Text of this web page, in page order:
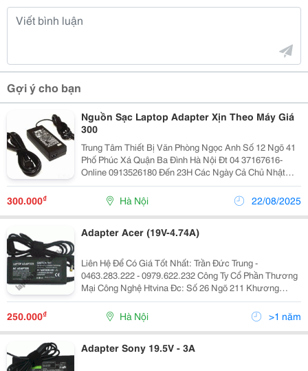
Gợi ý cho bạn
Nguồn Sạc Laptop Adapter Xịn Theo Máy Giá
300
Trung Tâm Thiết Bị Văn Phòng Ngọc Anh Số 12 Ngõ 41
Phố Phúc Xá Quận Ba Đình Hà Nội Đt 04 37167616-
Online 0913526180 Đến 23H Các Ngày Cả Chủ Nhật
Mail: Theloi526180@Gmail.com Nguồn Sạc Laptop
Adapter Xịn Theo Máy Giá 300 Nghìn Bảo Hành 1 Năm
300.000₫ Hà Nội 22/08/2025
Adapter Acer (19V-4.74A)
Liên Hệ Để Có Giá Tốt Nhất: Trần Đức Trung -
0463.283.222 - 0979.622.232 Công Ty Cổ Phần Thương
Mại Công Nghệ Htvina Đc: Số 26 Ngõ 211 Khương
Trung &Ndash; Thanh Xuân &Ndash; Hà Nội Yahoo
:Htvinakd3 Http ://Www.sieuthiht.com Trụ Sở Chính:
250.000₫ Hà Nội >1 năm
Adapter Sony 19.5V - 3A